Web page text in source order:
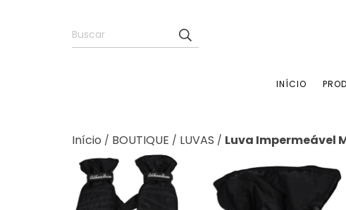
INÍCIO
Início / BOUTIQUE / LUVAS / Luva Impermeável